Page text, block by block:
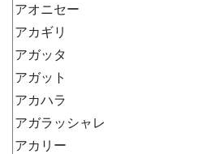
アオニセー
アカギリ
アガッタ
アガット
アカハラ
アガラッシャレ
アカリー